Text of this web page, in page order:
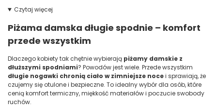
Czytaj więcej
Piżama damska długie spodnie – komfort
przede wszystkim
Dlaczego kobiety tak chętnie wybierają piżamy damskie z
dłuższymi spodniami? Powodów jest wiele. Przede wszystkim
długie nogawki chronią ciało w zimniejsze nocei sprawiają, że
czujemy się otulone i bezpieczne. To idealny wybór dla osób, które
cenią komfort termiczny, miękkość materiałów i poczucie swobody
ruchów.